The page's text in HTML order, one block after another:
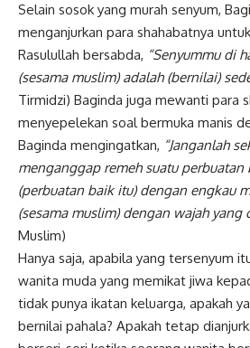
Selain sosok yang murah senyum,
menganjurkan para shahabatnya
Rasulullah bersabda, “Senyummu di
(sesama muslim) adalah (bernilai)
Tirmidzi) Baginda juga mewanti para
menyepelekan soal bermuka manis
Baginda mengingatkan, “Janganlah
menganggap remeh suatu perbuatan
(perbuatan baik itu) dengan engkau
(sesama muslim) dengan wajah yang
Muslim)
Hanya saja, apabila yang tersenyum
wanita muda yang memikat jiwa
tidak punya ikatan keluarga, apakah
bernilai pahala? Apakah tetap